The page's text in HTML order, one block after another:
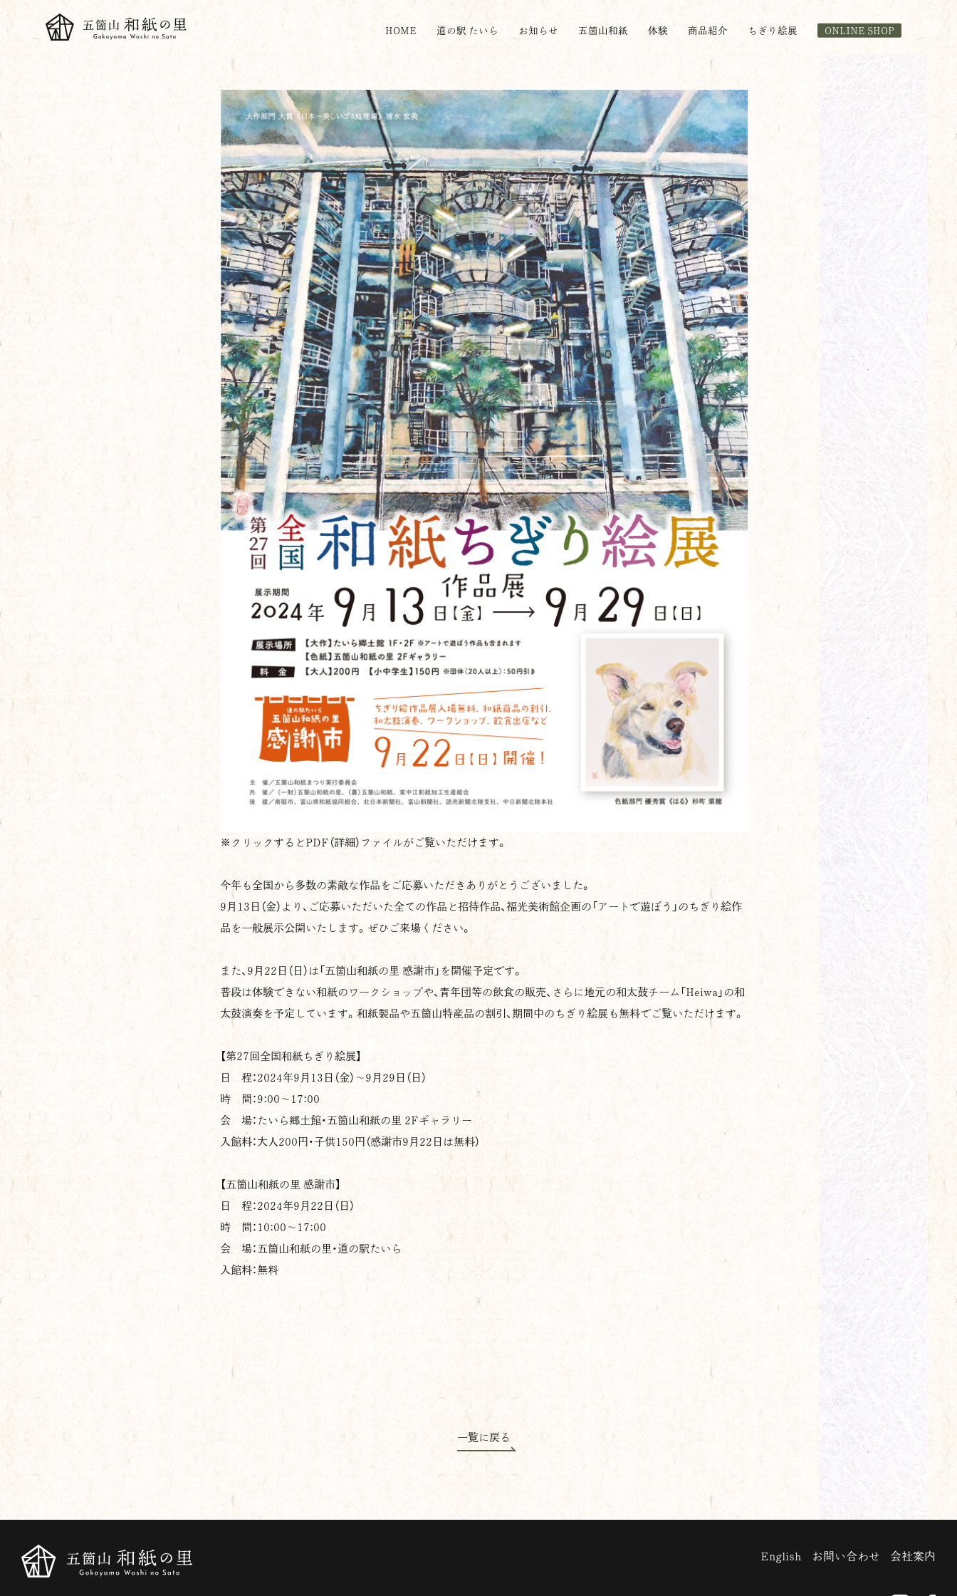
HOME 道の駅 たいら お知らせ 五箇山和紙 体験 商品紹介 ちぎり絵展 ONLINE SHOP
※クリックするとPDF（詳細）ファイルがご覧いただけます。
今年も全国から多数の素敵な作品をご応募いただきありがとうございました。
9月13日（金）より、ご応募いただいた全ての作品と招待作品、福光美術館企画の「アートで遊ぼう」のちぎり絵作
品を一般展示公開いたします。ぜひご来場ください。
また、9月22日（日）は「五箇山和紙の里 感謝市」を開催予定です。
普段は体験できない和紙のワークショップや、青年団等の飲食の販売、さらに地元の和太鼓チーム「Heiwa」の和
太鼓演奏を予定しています。和紙製品や五箇山特産品の割引、期間中のちぎり絵展も無料でご覧いただけます。
【第27回全国和紙ちぎり絵展】
日 程：2024年9月13日（金）〜9月29日（日）
時 間：9:00〜17:00
会 場：たいら郷土館・五箇山和紙の里 2Fギャラリー
入館料：大人200円・子供150円（感謝市9月22日は無料）
【五箇山和紙の里 感謝市】
日 程：2024年9月22日（日）
時 間：10:00〜17:00
会 場：五箇山和紙の里・道の駅たいら
入館料：無料
一覧に戻る
English お問い合わせ 会社案内